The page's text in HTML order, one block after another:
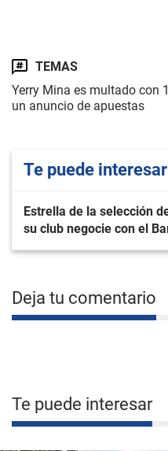
TEMAS
Yerry Mina es multado con
un anuncio de apuestas
Te puede interesar
Estrella de la selección
su club negocie con el
Deja tu comentario
Te puede interesar